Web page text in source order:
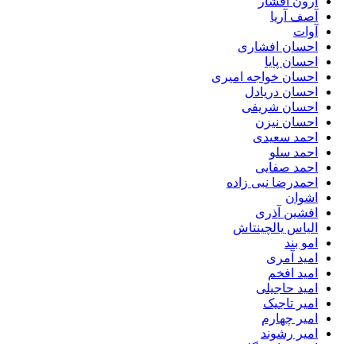
آصف آریا
آوات
احسان افشاری
احسان پایا
احسان خواجه امیری
احسان دریادل
احسان شریفی
احسان نیزن
احمد سعیدی
احمد سلو
احمد صفایی
احمدرضا نبی زاده
اشوان
افشین آذری
الیاس یالچینتاش
امو بند
امید آمری
امید افخم
امید حاجیلی
امیر تاجیک
امیر چهارم
امیر رشوند